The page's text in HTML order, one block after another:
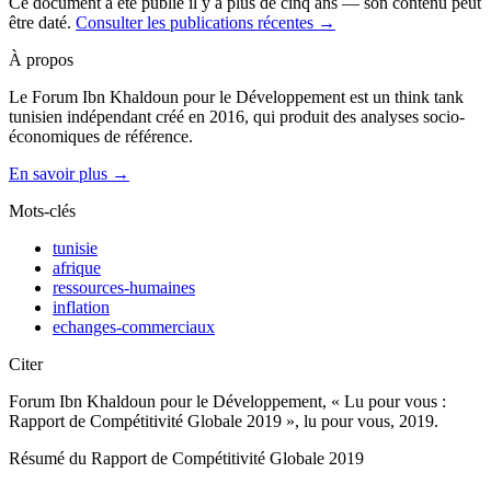
être daté. Consulter les publications récentes →
À propos
Le Forum Ibn Khaldoun pour le Développement est un think tank
tunisien indépendant créé en 2016, qui produit des analyses socio-
économiques de référence.
En savoir plus →
Mots-clés
tunisie
afrique
ressources-humaines
inflation
echanges-commerciaux
Citer
Forum Ibn Khaldoun pour le Développement, « Lu pour vous :
Rapport de Compétitivité Globale 2019 », lu pour vous, 2019.
Résumé du Rapport de Compétitivité Globale 2019